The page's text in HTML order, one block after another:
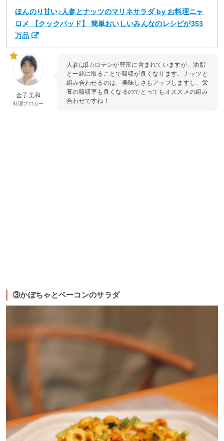
ほんのり甘い♪人参とナッツのマリネサラダ by お料理ニャ
ロメ 【クックパッド】 簡単おいしいみんなのレシピが353
万品
金子美和
料理ブロガー
人参はβカロテンが豊富に含まれていますが、油脂
と一緒に取ることで吸収が良くなります。ナッツと
組み合わせるのは、美味しさもアップしますし、栄
養の吸収率も良くなるのでとってもオススメの組み
合わせですね！
③かぼちゃとベーコンのサラダ